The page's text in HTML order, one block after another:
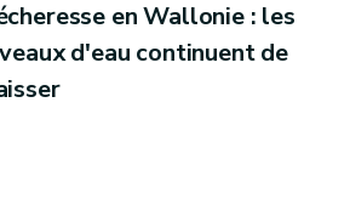
en Wallonie : les
d'eau continuent de